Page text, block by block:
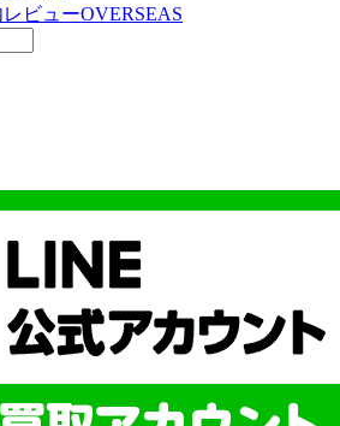
レビューOVERSEAS